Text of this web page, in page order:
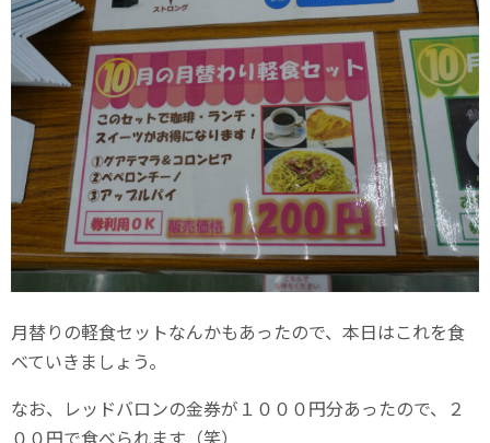
月替りの軽食セットなんかもあったので、本日はこれを食
べていきましょう。
なお、レッドバロンの金券が１０００円分あったので、２